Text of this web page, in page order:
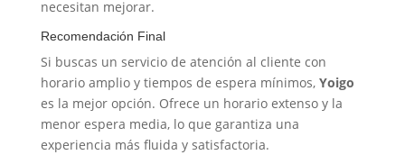
necesitan mejorar.
Recomendación Final
Si buscas un servicio de atención al cliente con
horario amplio y tiempos de espera mínimos, Yoigo
es la mejor opción. Ofrece un horario extenso y la
menor espera media, lo que garantiza una
experiencia más fluida y satisfactoria.